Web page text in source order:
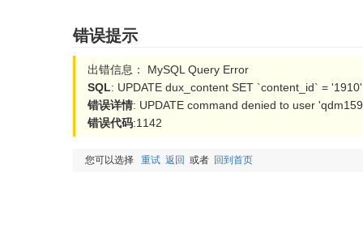
错误提示
出错信息： MySQL Query Error
SQL: UPDATE dux_content SET `content_id` =
错误详情: UPDATE command denied to user
错误代码:1142
您可以选择 重试 返回 或者 回到首页